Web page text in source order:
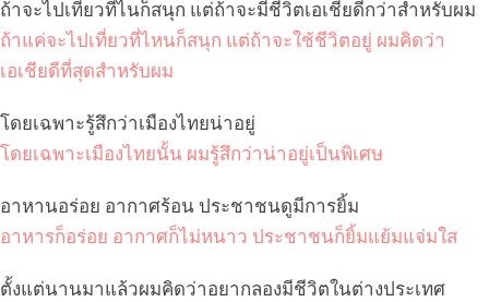
ถ้าจะไปเที่ยวที่ไนก็สนุก แต่ถ้าจะมีชีวิตเอเชียดีกว่าสำหรับผม
ถ้าแค่จะไปเที่ยวที่ไหนก็สนุก แต่ถ้าจะใช้ชีวิตอยู่ ผมคิดว่า
เอเชียดีที่สุดสำหรับผม
โดยเฉพาะรู้สึกว่าเมืองไทยน่าอยู่
โดยเฉพาะเมืองไทยนั้น ผมรู้สึกว่าน่าอยู่เป็นพิเศษ
อาหานอร่อย อากาศร้อน ประชาชนดูมีการยิ้ม
อาหารก็อร่อย อากาศก็ไม่หนาว ประชาชนก็ยิ้มแย้มแจ่มใส
ตั้งแต่นานมาแล้วผมคิดว่าอยากลองมีชีวิตในต่างประเทศ